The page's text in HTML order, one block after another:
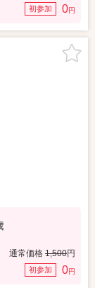
初参加 0円
通常価格 1,500円
初参加 0円